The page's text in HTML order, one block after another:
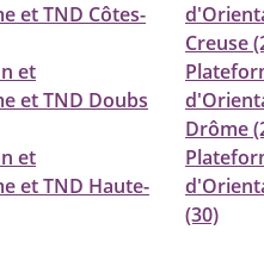
et TND Côtes-
Creuse
et
et TND Doubs
Drôme
et
et TND Haute-
(30)